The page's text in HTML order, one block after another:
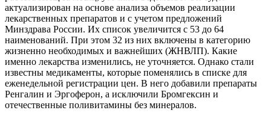
актуализирован на основе анализа объемов реализации
лекарственных препаратов и с учетом предложений
Минздрава России. Их список увеличится с 53 до 64
наименований. При этом 32 из них включены в категорию
жизненно необходимых и важнейших (ЖНВЛП). Какие
именно лекарства изменились, не уточняется. Однако стали
известны медикаменты, которые поменялись в списке для
еженедельной регистрации цен. В него добавили препараты
Ренгалин и Эргоферон, а исключили Бромгексин и
отечественные поливитамины без минералов.